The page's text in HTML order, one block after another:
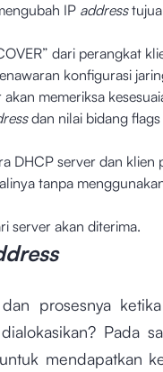
IP address
dari perangkat
konfigurasi
memeriksa
dan nilai bidang flags
DHCP server dan klien
tanpa
server akan diterima.
prosesnya
Pada
mendapatkan